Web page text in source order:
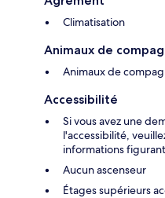
Climatisation
Animaux de
Animaux de
Accessibilité
Si vous avez une
l'accessibilité,
informations
Aucun ascenseur
Étages supérieurs